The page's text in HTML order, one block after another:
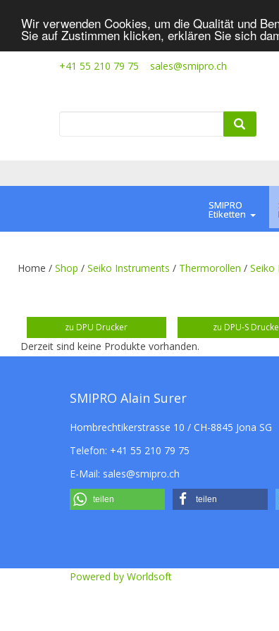
Wir verwenden Cookies, um die Qualität und
Sie auf Zustimmen klicken, erklären Sie sich
+41 55 210 79 75 sales@smipro.ch
SMIPRO
Etiketten
Home / Shop / Seiko Instruments / Thermorollen / Seiko
zu DPU Drucker zu DPU-S
Derzeit sind keine Produkte vorhanden.
SMIPRO Alain Surer
Hombrechtikerstrasse 10 / CH-8845 Jona SG
Telefon: +41 55 210 79 75
E-Mail: sales@smipro.ch
teilen teilen
Powered by Worldsoft